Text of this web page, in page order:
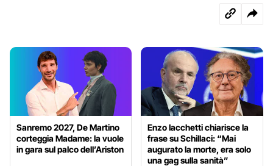
Sanremo 2027, De Martino
corteggia Madame: la vuole
in gara sul palco dell’Ariston
Enzo Iacchetti chiarisce la
frase su Schillaci: “Mai
augurato la morte, era solo
una gag sulla sanità”